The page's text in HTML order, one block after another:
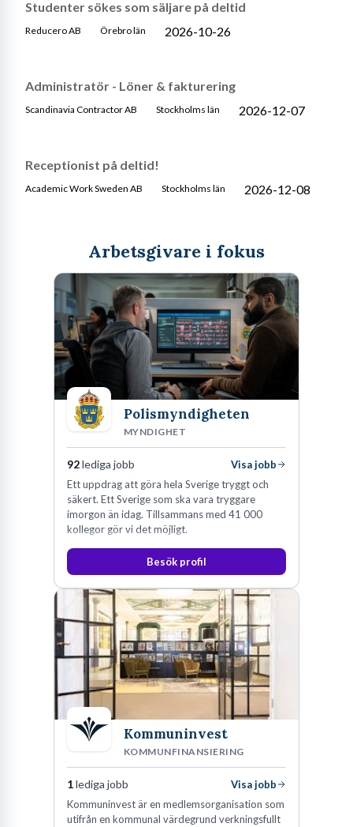
Studenter sökes som säljare på deltid
Reducero AB Örebro län 2026-10-26
Administratör - Löner & fakturering
Scandinavia Contractor AB Stockholms län 2026-12-07
Receptionist på deltid!
Academic Work Sweden AB Stockholms län 2026-12-08
Arbetsgivare i fokus
Polismyndigheten
MYNDIGHET
92lediga jobb
Visa jobb
Ett uppdrag att göra hela Sverige tryggt och
säkert. Ett Sverige som ska vara tryggare
imorgon än idag. Tillsammans med 41 000
kollegor gör vi det möjligt.
Besök profil
Kommuninvest
KOMMUNFINANSIERING
1lediga jobb
Visa jobb
Kommuninvest är en medlemsorganisation som
utifrån en kommunal värdegrund verkningsfullt